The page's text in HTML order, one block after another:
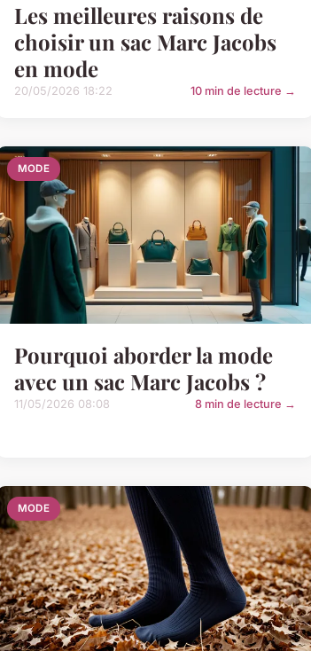
Les meilleures raisons de
choisir un sac Marc Jacobs
en mode
20/05/2026 18:22 10 min de lecture →
MODE
Pourquoi aborder la mode
avec un sac Marc Jacobs ?
11/05/2026 08:08 8 min de lecture →
MODE